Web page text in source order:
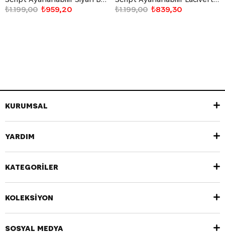
₺959,20
₺1.199,00
₺839,30
₺1.199,00
KURUMSAL
YARDIM
KATEGORİLER
KOLEKSİYON
SOSYAL MEDYA